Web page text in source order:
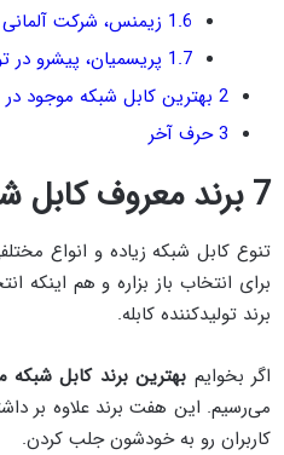
1.6 زیمنس، شرکت
1.7 پریسمیان، پیشرو در
2 بهترین کابل شبکه موجود در
3حرف آخر
7 برند معروف کابل شبکه
تنوع کابل شبکه زیاده و انواع
برای انتخاب باز بزاره و هم اینکه
برند تولیدکننده کابله.
اگر بخوایم بهترین برند کابل شبکه
می‌رسیم. این هفت برند علاوه بر
کاربران رو به خودشون جلب کردن.